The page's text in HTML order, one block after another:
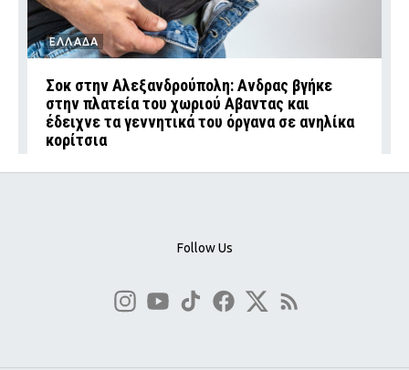
ΕΛΛΑΔΑ
Σοκ στην Αλεξανδρούπολη: Ανδρας βγήκε
στην πλατεία του χωριού Αβαντας και
έδειχνε τα γεννητικά του όργανα σε ανηλίκα
κορίτσια
Follow Us